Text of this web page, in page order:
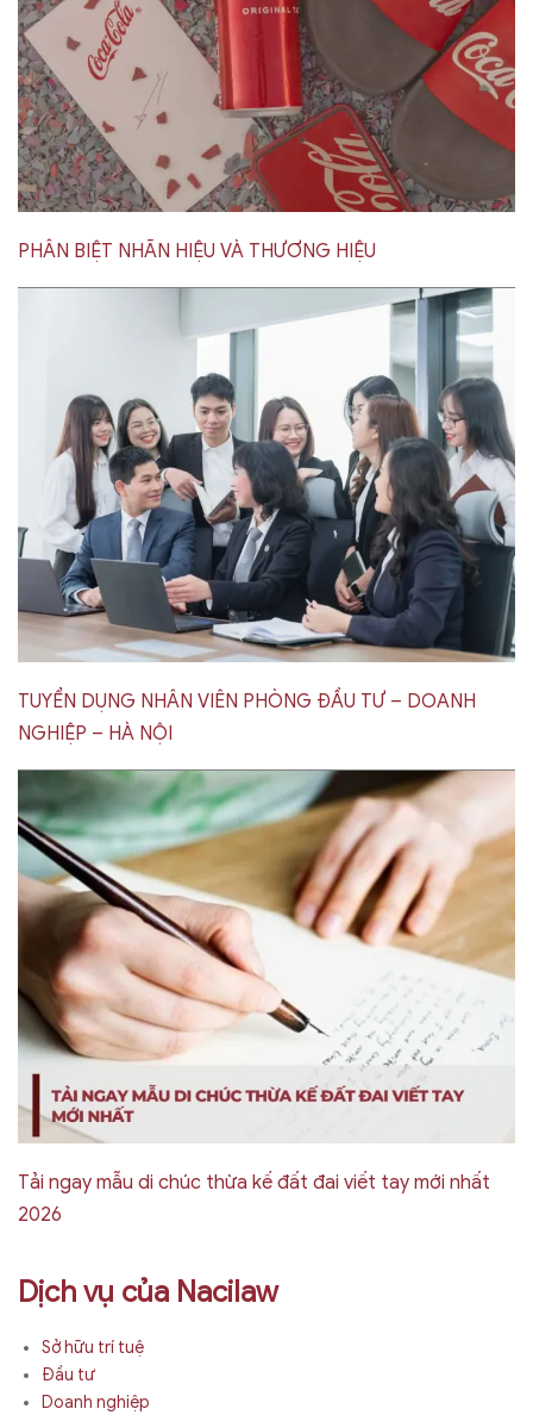
PHÂN BIỆT NHÃN HIỆU VÀ THƯƠNG HIỆU
TUYỂN DỤNG NHÂN VIÊN PHÒNG ĐẦU TƯ – DOANH
NGHIỆP – HÀ NỘI
Tải ngay mẫu di chúc thừa kế đất đai viết tay mới nhất
2026
Dịch vụ của Nacilaw
Sở hữu trí tuệ
Đầu tư
Doanh nghiệp